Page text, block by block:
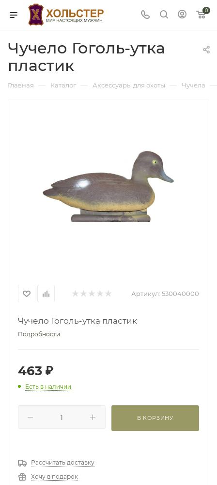
0
Чучело Гоголь-утка
пластик
Главная — Каталог — Аксессуары для охоты — Чучела —
Артикул: 530040000
Чучело Гоголь-утка пластик
Подробности
463 ₽
Есть в наличии
В КОРЗИНУ
Рассчитать доставку
Хочу в подарок